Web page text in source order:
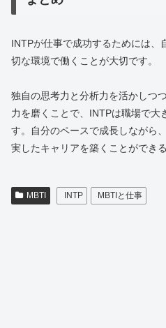
INTPが仕事で成功するためには、
切な環境で働くことが大切です。
独自の思考力と分析力を活かしつ
力を磨くことで、INTPは職場で大
す。自分のペースで成長しながら
実したキャリアを築くことができる
MBTI INTP MBTIと仕事